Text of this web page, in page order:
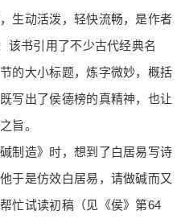
生动活泼，轻快流畅，是作者
该书引用了不少古代经典名
的大小标题，炼字微妙，概括
写出了侯德榜的真精神，也让
旨。
制造》时，想到了白居易写诗
于是仿效白居易，请做碱而又
忙试读初稿（见《侯》第64